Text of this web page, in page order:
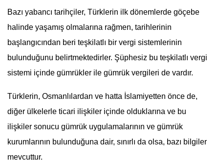
Bazı yabancı tarihçiler, Türklerin ilk dönemlerde göçebe
halinde yaşamış olmalarına rağmen, tarihlerinin
başlangıcından beri teşkilatlı bir vergi sistemlerinin
bulunduğunu belirtmektedirler. Şüphesiz bu teşkilatlı vergi
sistemi içinde gümrükler ile gümrükvergileri de vardır.
Türklerin, Osmanlılardan ve hatta İslamiyetten önce de,
diğer ülkelerle ticari ilişkiler içinde olduklarına ve bu
ilişkiler sonucu gümrükuygulamalarının ve gümrük
kurumlarının bulunduğuna dair, sınırlı da olsa, bazı bilgiler
mevcuttur.